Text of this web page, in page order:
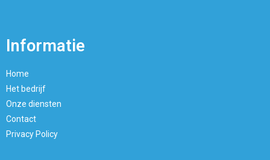
Informatie
Home
Het bedrijf
Onze diensten
Contact
Privacy Policy